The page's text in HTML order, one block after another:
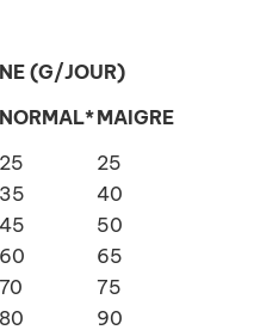
(G/JOUR)
NORMAL*MAIGRE
25
25
35
40
45
50
60
65
70
75
80
90